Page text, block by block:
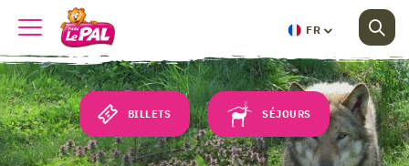
FR
BILLETS SÉJOURS